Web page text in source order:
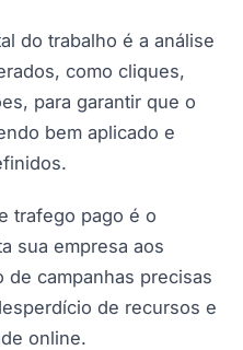
do trabalho é a análise
como cliques,
para garantir que o
bem aplicado e
trafego pago é o
sua empresa aos
campanhas precisas
de recursos e
online.